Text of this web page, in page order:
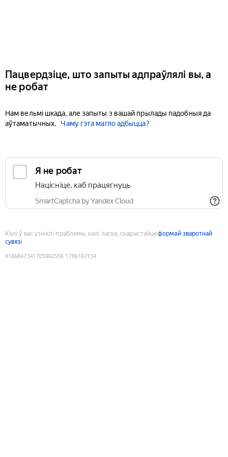
Пацвердзіце, што запыты адпраўлялі вы, а
не робат
Нам вельмі шкада, але запыты з вашай прылады падобныя да
аўтаматычных.
Чаму гэта магло адбыцца?
Я не робат
Націсніце, каб працягнуць
SmartCaptcha by Yandex Cloud
Калі ў вас узніклі праблемы, калі ласка, скарыстайцеформай зваротнай
сувязі
9186847341705902556:1786162134